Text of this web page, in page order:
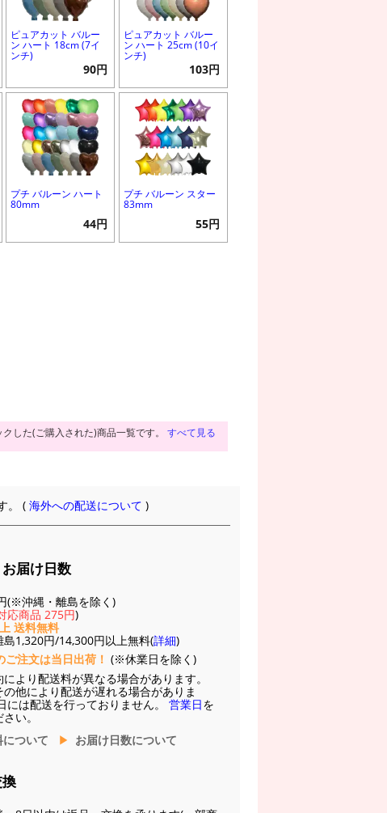
ピュアカット バルー
ン ハート 18cm (7イ
ンチ)
90円
ピュアカット バルー
ン ハート 25cm (10イ
ンチ)
103円
プチ バルーン ハート
80mm
44円
プチ バルーン スター
83mm
55円
した(ご購入された)商品一覧です。 すべて見る
。 (海外への配送について )
届け日数
(※沖縄・離島を除く)
応商品 275円)
送料無料
1,320円/14,300円以上無料(詳細)
ご注文は当日出荷！ (※休業日を除く)
より配送料が異なる場合があります。
他により配送が遅れる場合がありま
には配送を行っておりません。 営業日を
い。
ついて
お届け日数について